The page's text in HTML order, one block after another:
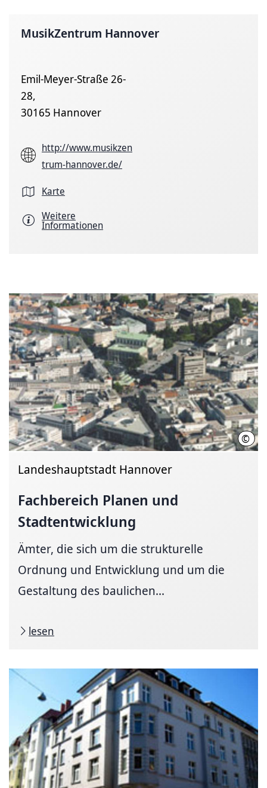
MusikZentrum Hannover
Emil-Meyer-Straße 26-
28,
30165 Hannover
http://www.musikzen
trum-hannover.de/
Karte
Weitere
Informationen
©
Landeshauptstadt Hannover
Fachbereich Planen und
Stadtentwicklung
Ämter, die sich um die strukturelle
Ordnung und Entwicklung und um die
Gestaltung des baulichen...
lesen